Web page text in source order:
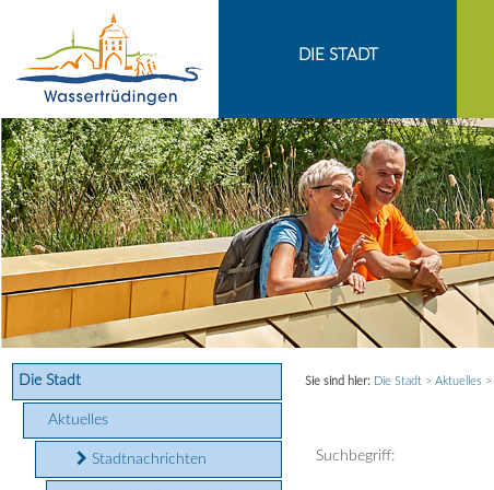
zur Navigation
DIE STADT
Die Stadt
Aktuelles
Stadtnachrichten
Sie sind hier: Die Stadt> Aktuelles>
Suchbegriff: